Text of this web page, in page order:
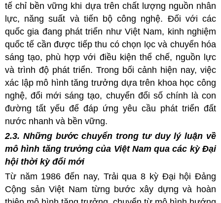
tế chỉ bền vững khi dựa trên chất lượng nguồn nhân
lực, năng suất và tiến bộ công nghệ. Đối với các
quốc gia đang phát triển như Việt Nam, kinh nghiệm
quốc tế cần được tiếp thu có chọn lọc và chuyển hóa
sáng tạo, phù hợp với điều kiện thể chế, nguồn lực
và trình độ phát triển. Trong bối cảnh hiện nay, việc
xác lập mô hình tăng trưởng dựa trên khoa học công
nghệ, đổi mới sáng tạo, chuyển đổi số chính là con
đường tất yếu để đáp ứng yêu cầu phát triển đất
nước nhanh và bền vững.
2.3. Những bước chuyển trong tư duy lý luận về
mô hình tăng trưởng của Việt Nam qua các kỳ Đại
hội thời kỳ đổi mới
Từ năm 1986 đến nay, Trải qua 8 kỳ Đại hội Đảng
Cộng sản Việt Nam từng bước xây dựng và hoàn